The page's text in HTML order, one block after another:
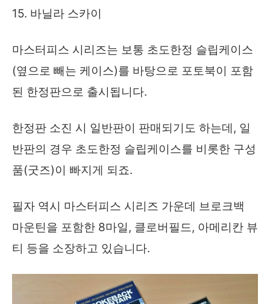
15. 바닐라 스카이
마스터피스 시리즈는 보통 초도한정 슬립케이스
(옆으로 빼는 케이스)를 바탕으로 포토북이 포함
된 한정판으로 출시됩니다.
한정판 소진 시 일반판이 판매되기도 하는데, 일
반판의 경우 초도한정 슬립케이스를 비롯한 구성
품(굿즈)이 빠지게 되죠.
필자 역시 마스터피스 시리즈 가운데 브로크백
마운틴을 포함한 8마일, 클로버필드, 아메리칸 뷰
티 등을 소장하고 있습니다.